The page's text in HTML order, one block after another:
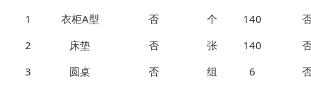
1
衣柜A型 否 个 140
2
床垫 否 张 140
3
圆桌 否 组 6